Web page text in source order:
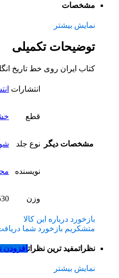
مشخصات
نمایش بیشتر
توضیحات تکمیلی
کتاب ایران روی خط تاریخ
مشخصات دیگر
انتشارات
قطع
نوع جلد
نویسنده
وزن 530
بازخورد درباره این کالا
متشکریم بازخورد شما
نظراتمفید ترین نظراتافزودن
نمایش بیشتر